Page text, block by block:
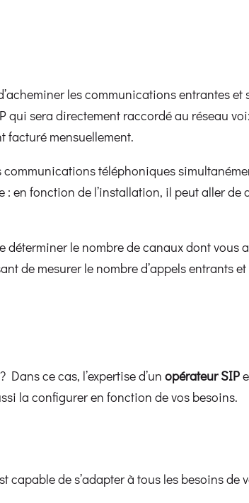
les communications entrantes et
sera directement raccordé au réseau
facturé mensuellement.
téléphoniques
en fonction de l’installation, il peut aller de
déterminer le nombre de canaux dont vous
de mesurer le nombre d’appels entrants
Dans ce cas, l’expertise d’unopérateur SIP
la configurer en fonction de vos besoins.
capable de s’adapter à tous les besoins de